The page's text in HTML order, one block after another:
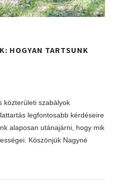
HOGYAN TARTSUNK
közterületi szabályok
legfontosabb kérdéseire
alaposan utánajárni, hogy mik
Köszönjük Nagyné